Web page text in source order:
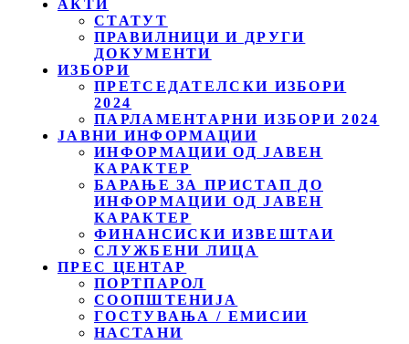
АКТИ
СТАТУТ
ПРАВИЛНИЦИ И ДРУГИ
ДОКУМЕНТИ
ИЗБОРИ
ПРЕТСЕДАТЕЛСКИ ИЗБОРИ
2024
ПАРЛАМЕНТАРНИ ИЗБОРИ 2024
ЈАВНИ ИНФОРМАЦИИ
ИНФОРМАЦИИ ОД ЈАВЕН
КАРАКТЕР
БАРАЊЕ ЗА ПРИСТАП ДО
ИНФОРМАЦИИ ОД ЈАВЕН
КАРАКТЕР
ФИНАНСИСКИ ИЗВЕШТАИ
СЛУЖБЕНИ ЛИЦА
ПРЕС ЦЕНТАР
ПОРТПАРОЛ
СООПШТЕНИЈА
ГОСТУВАЊА / ЕМИСИИ
НАСТАНИ